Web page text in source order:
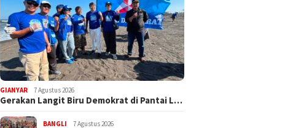
GIANYAR 7 Agustus 2026
Gerakan Langit Biru Demokrat di Pantai L…
BANGLI 7 Agustus 2026